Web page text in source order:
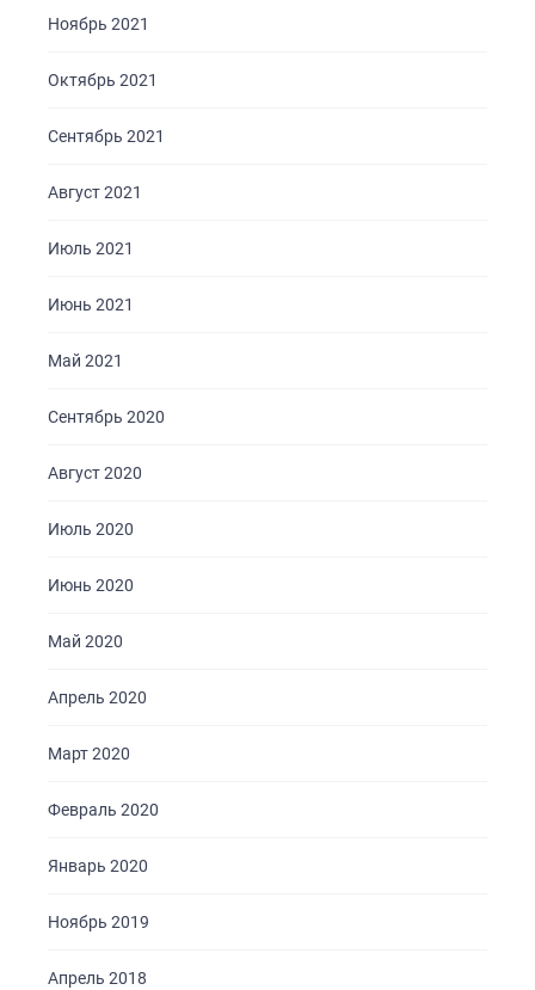
Ноябрь 2021
Октябрь 2021
Сентябрь 2021
Август 2021
Июль 2021
Июнь 2021
Май 2021
Сентябрь 2020
Август 2020
Июль 2020
Июнь 2020
Май 2020
Апрель 2020
Март 2020
Февраль 2020
Январь 2020
Ноябрь 2019
Апрель 2018